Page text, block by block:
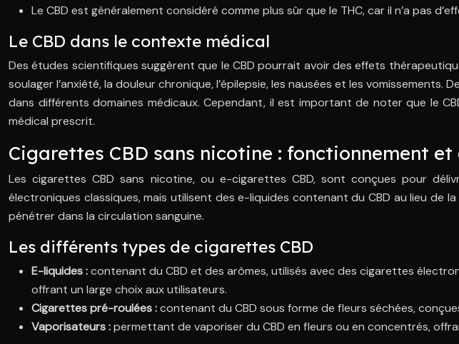
Le CBD est généralement considéré comme plus sûr que le THC, car il n’a pas
Le CBD dans le contexte médical
Des études scientifiques suggèrent que le CBD pourrait avoir des effets
soulager l’anxiété, la douleur chronique, l’épilepsie, les nausées et les
dans différents domaines médicaux. Cependant, il est important de noter que le
médical prescrit.
Cigarettes CBD sans nicotine : fonctionnement
Les cigarettes CBD sans nicotine, ou e-cigarettes CBD, sont conçues pour
électroniques classiques, mais utilisent des e-liquides contenant du CBD au lieu de
pénétrer dans la circulation sanguine.
Les différents types de cigarettes CBD
E-liquides :contenant du CBD et des arômes, utilisés avec des cigarettes
offrant un large choix aux utilisateurs.
Cigarettes pré-roulées :contenant du CBD sous forme de fleurs séchées,
Vaporisateurs :permettant de vaporiser du CBD en fleurs ou en concentrés,